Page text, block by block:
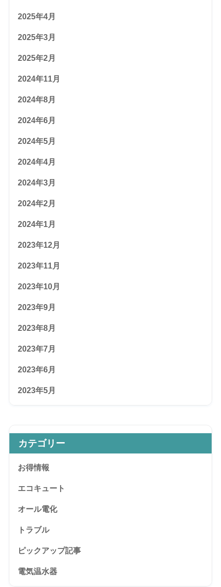
2025年4月
2025年3月
2025年2月
2024年11月
2024年8月
2024年6月
2024年5月
2024年4月
2024年3月
2024年2月
2024年1月
2023年12月
2023年11月
2023年10月
2023年9月
2023年8月
2023年7月
2023年6月
2023年5月
カテゴリー
お得情報
エコキュート
オール電化
トラブル
ピックアップ記事
電気温水器